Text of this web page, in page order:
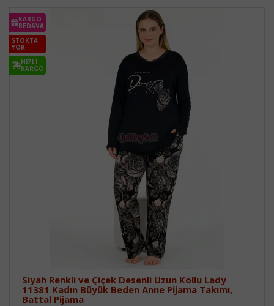
KARGO
BEDAVA
STOKTA
YOK
HIZLI
KARGO
Siyah Renkli ve Çiçek Desenli Uzun Kollu Lady
11381 Kadın Büyük Beden Anne Pijama Takımı,
Battal Pijama